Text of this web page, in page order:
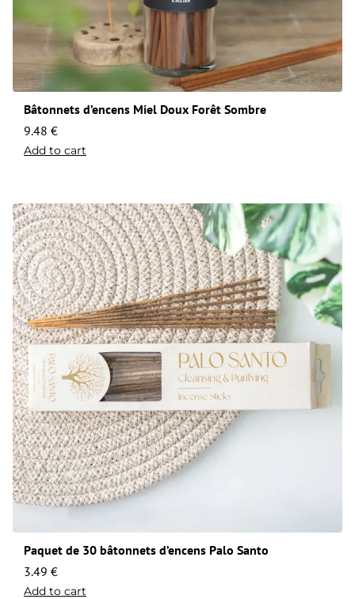
Bâtonnets d’encens Miel Doux Forêt Sombre
9.48 €
Add to cart
Paquet de 30 bâtonnets d’encens Palo Santo
3.49 €
Add to cart